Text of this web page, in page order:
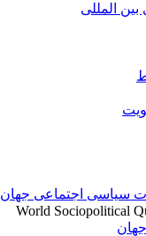
المللی
سیاسی اجتماعی جهان